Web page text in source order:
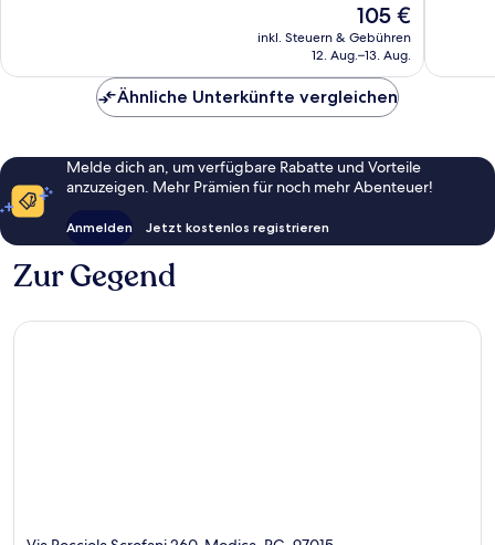
Der
Preis
beträgt
105 €
inkl. Steuern & Gebühren
12. Aug.–13. Aug.
Ähnliche Unterkünfte vergleichen
Melde dich an, um verfügbare Rabatte und Vorteile
anzuzeigen. Mehr Prämien für noch mehr Abenteuer!
Anmelden Jetzt kostenlos registrieren
Zur Gegend